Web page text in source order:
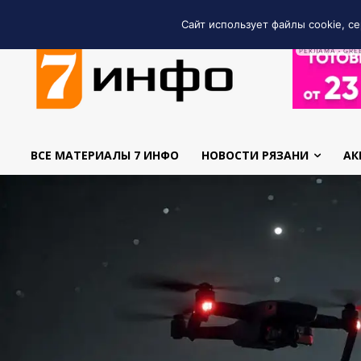
РЕКЛАМА •
ВСЕ МАТЕРИАЛЫ 7 ИНФО НОВОСТИ РЯЗАНИ
Сайт использует файлы cookie,